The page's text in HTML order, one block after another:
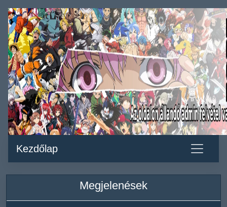
Kezdőlap
Megjelenések